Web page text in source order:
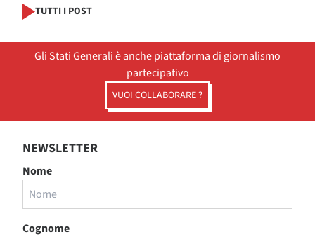
TUTTI I POST
Gli Stati Generali è anche piattaforma di giornalismo
partecipativo
VUOI COLLABORARE ?
NEWSLETTER
Nome
Cognome